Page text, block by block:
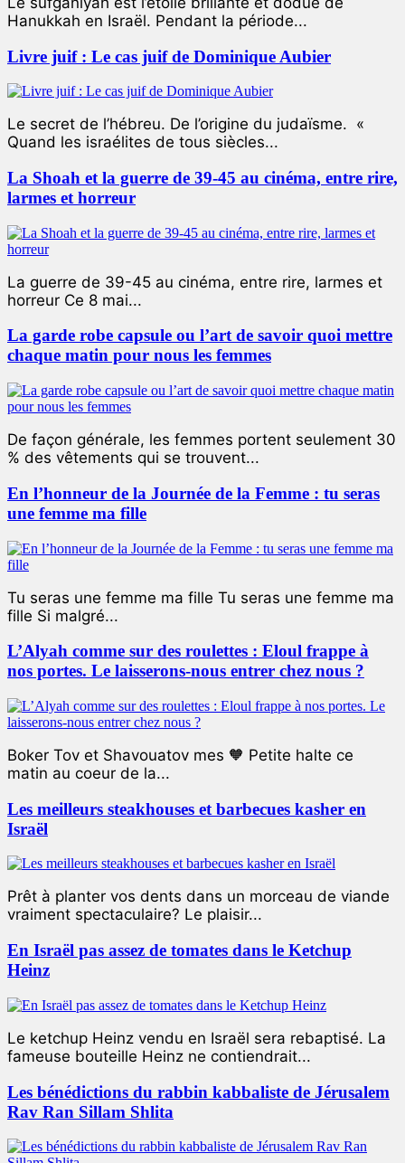
Hanukkah en Israël. Pendant la période...
Livre juif : Le cas juif de Dominique Aubier
Le secret de l’hébreu. De l’origine du judaïsme. «
Quand les israélites de tous siècles...
La Shoah et la guerre de 39-45 au cinéma, entre rire,
larmes et horreur
La guerre de 39-45 au cinéma, entre rire, larmes et
horreur Ce 8 mai...
La garde robe capsule ou l’art de savoir quoi mettre
chaque matin pour nous les femmes
De façon générale, les femmes portent seulement 30
% des vêtements qui se trouvent...
En l’honneur de la Journée de la Femme : tu seras
une femme ma fille
Tu seras une femme ma fille Tu seras une femme ma
fille Si malgré...
L’Alyah comme sur des roulettes : Eloul frappe à
nos portes. Le laisserons-nous entrer chez nous ?
Boker Tov et Shavouatov mes 🧡 Petite halte ce
matin au coeur de la...
Les meilleurs steakhouses et barbecues kasher en
Israël
Prêt à planter vos dents dans un morceau de viande
vraiment spectaculaire? Le plaisir...
En Israël pas assez de tomates dans le Ketchup
Heinz
Le ketchup Heinz vendu en Israël sera rebaptisé. La
fameuse bouteille Heinz ne contiendrait...
Les bénédictions du rabbin kabbaliste de Jérusalem
Rav Ran Sillam Shlita